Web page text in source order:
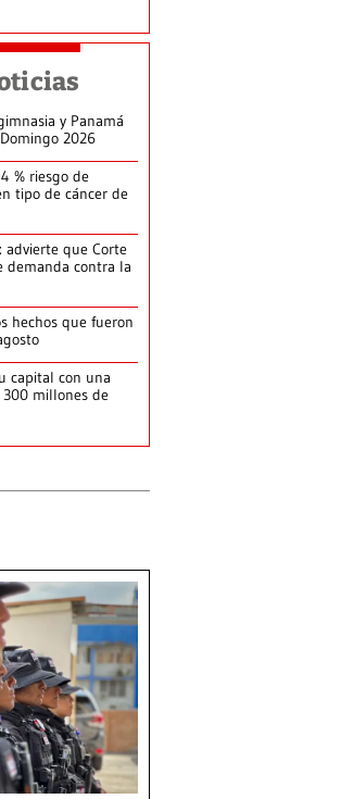
y Panamá
2026
% riesgo de
tipo de cáncer de
advierte que Corte
demanda contra la
hechos que fueron
capital con una
millones de